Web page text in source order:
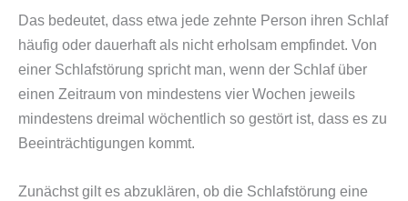
Das bedeutet, dass etwa jede zehnte Person ihren Schlaf
häufig oder dauerhaft als nicht erholsam empfindet. Von
einer Schlafstörung spricht man, wenn der Schlaf über
einen Zeitraum von mindestens vier Wochen jeweils
mindestens dreimal wöchentlich so gestört ist, dass es zu
Beeinträchtigungen kommt.
Zunächst gilt es abzuklären, ob die Schlafstörung eine